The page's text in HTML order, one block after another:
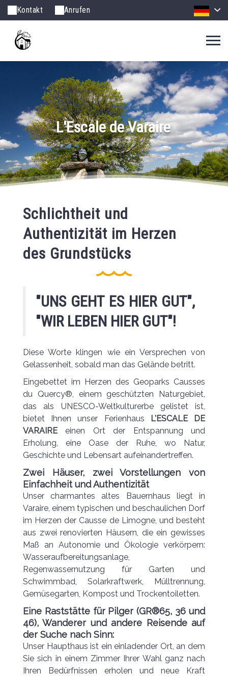
Kontakt Anrufen
L'Escale de Varaire
Schlichtheit und
Authentizität im Herzen
des Grundstücks
"UNS GEHT ES HIER GUT",
"WIR LEBEN HIER GUT"!
Diese Worte klingen wie ein Versprechen von
Gelassenheit, sobald man das Gelände betritt.
Eingebettet im Herzen des Geoparks Causses
du Quercy®, einem geschützten Naturgebiet,
das als UNESCO-Weltkulturerbe gelistet ist,
bietet Ihnen unser Ferienhaus
L'ESCALE DE
VARAIREeinen Ort der Entspannung und
Erholung, eine Oase der Ruhe, wo Natur,
Geschichte und Lebensart aufeinandertreffen.
Zwei Häuser, zwei Vorstellungen von
Einfachheit und Authentizität
Unser charmantes altes Bauernhaus liegt in
Varaire, einem typischen und beschaulichen Dorf
im Herzen der Causse de Limogne, und besteht
aus zwei renovierten Häusern, die ein gewisses
Maß an Autonomie und Ökologie verkörpern:
Wasseraufbereitungsanlage,
Regenwassernutzung für Garten und
Schwimmbad, Solarkraftwerk, Mülltrennung,
Gemüsegarten, Kompost und Trockentoiletten.
Eine Raststätte für Pilger (GR®65, 36 und
46), Wanderer und andere Reisende auf
der Suche nach Sinn:
Unser Haupthaus ist ein einladender Ort, an dem
Sie sich in einem Zimmer Ihrer Wahl ganz nach
Ihren Bedürfnissen erholen und neue Kraft